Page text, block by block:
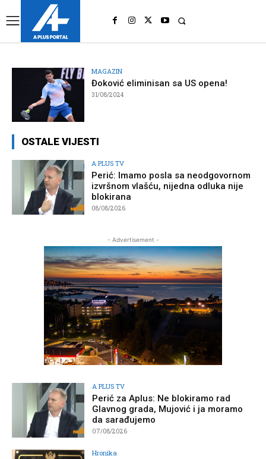
MAGAZIN
Đoković eliminisan sa US opena!
31/08/2024
OSTALE VIJESTI
A PLUS TV
Perić: Imamo posla sa neodgovornom
izvršnom vlašću, nijedna odluka nije
blokirana
08/08/2026
- Advertisement -
A PLUS TV
Perić za Aplus: Ne blokiramo rad
Glavnog grada, Mujović i ja moramo
da sarađujemo
07/08/2026
Hronika